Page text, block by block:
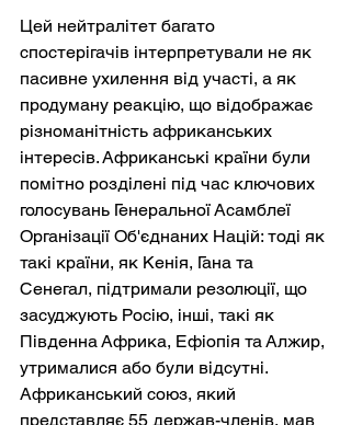
Цей нейтралітет багато
спостерігачів інтерпретували не як
пасивне ухилення від участі, а як
продуману реакцію, що відображає
різноманітність африканських
інтересів. Африканські країни були
помітно розділені під час ключових
голосувань Генеральної Асамблеї
Організації Об'єднаних Націй: тоді як
такі країни, як Кенія, Гана та
Сенегал, підтримали резолюції, що
засуджують Росію, інші, такі як
Південна Африка, Ефіопія та Алжир,
утрималися або були відсутні.
Африканський союз, який
представляє 55 держав-членів, мав